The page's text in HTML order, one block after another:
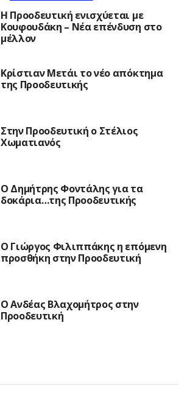
Η Προοδευτική ενισχύεται με
Κουφουδάκη – Νέα επένδυση στο
μέλλον
Κρίστιαν Μετάι το νέο απόκτημα
της Προοδευτικής
Στην Προοδευτική ο Στέλιος
Χωματιανός
Ο Δημήτρης Φοντάλης για τα
δοκάρια…της Προοδευτικής
Ο Γιώργος Φιλιππάκης η επόμενη
προσθήκη στην Προοδευτική
Ο Ανδέας Βλαχομήτρος στην
Προοδευτική